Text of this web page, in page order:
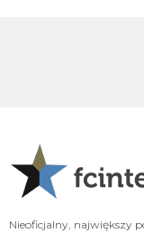
Diouf naprawdę tak
Orzeu
08.08.2026 17:29
Nieoficjalny, największy